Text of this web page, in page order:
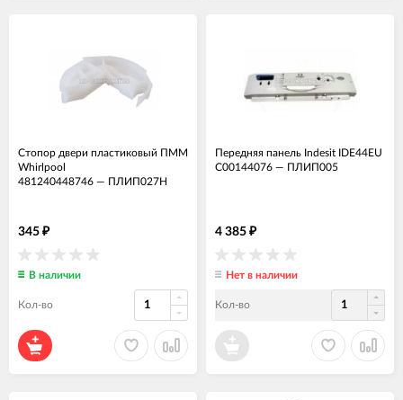
Стопор двери пластиковый ПММ
Whirlpool
481240448746 — ПЛИП027Н
345 ₽
В наличии
Кол-во
Передняя панель Indesit IDE44EU
C00144076 — ПЛИП005
4 385 ₽
Нет в наличии
Кол-во